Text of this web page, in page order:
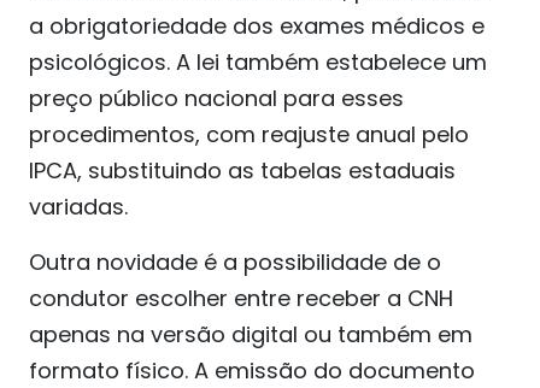
a obrigatoriedade dos exames médicos e
psicológicos. A lei também estabelece um
preço público nacional para esses
procedimentos, com reajuste anual pelo
IPCA, substituindo as tabelas estaduais
variadas.
Outra novidade é a possibilidade de o
condutor escolher entre receber a CNH
apenas na versão digital ou também em
formato físico. A emissão do documento